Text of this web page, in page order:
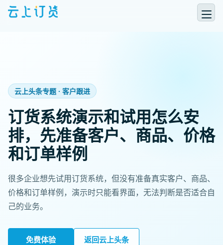
云上头条专题 · 客户跟进
订货系统演示和试用怎么安
排，先准备客户、商品、价格
和订单样例
很多企业想先试用订货系统，但没有准备真实客户、商品、
价格和订单样例，演示时只能看界面，无法判断是否适合自
己的业务。
免费体验 返回云上头条